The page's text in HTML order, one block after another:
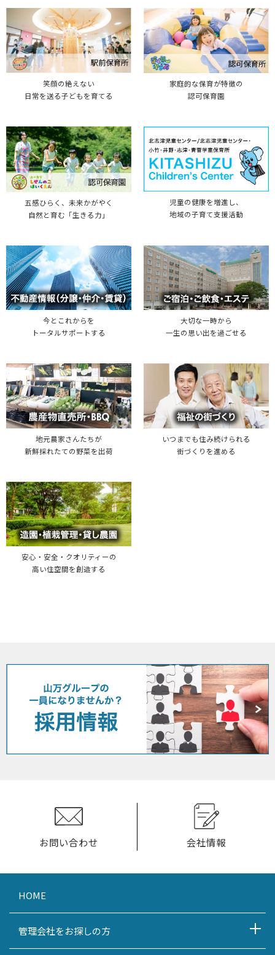
笑顔の絶えない
日常を送る子どもを育てる
家庭的な保育が特徴の
認可保育園
五感ひらく、未来かがやく
自然と育む「生きる力」
児童の健康を増進し、
地域の子育て支援活動
今とこれからを
トータルサポートする
大切な一時から
一生の思い出を過ごせる
地元農家さんたちが
新鮮採れたての野菜を出荷
いつまでも住み続けられる
街づくりを進める
安心・安全・クオリティーの
高い住空間を創造する
お問い合わせ 会社情報
HOME
管理会社をお探しの方